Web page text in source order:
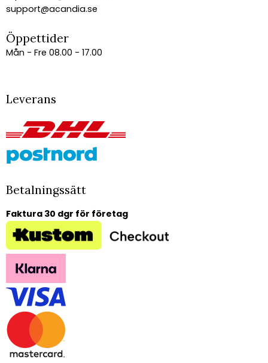
support@acandia.se
Öppettider
Mån - Fre 08.00 - 17.00
Leverans
Betalningssätt
Faktura 30 dgr för företag